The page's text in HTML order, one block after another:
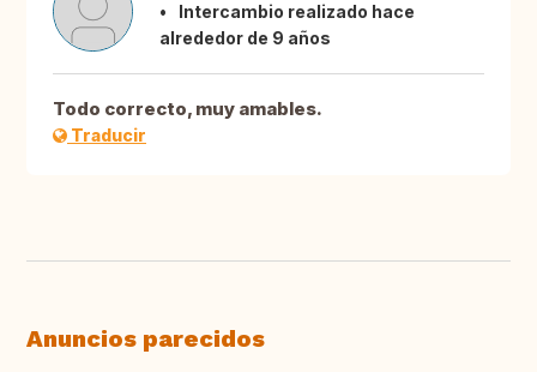
Intercambio realizado hace
alrededor de 9 años
Todo correcto, muy amables.
Traducir
Anuncios parecidos